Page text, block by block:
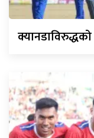
क्यानडाविरुद्धको